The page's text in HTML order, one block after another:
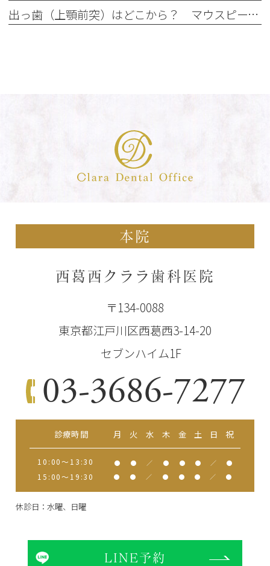
出っ歯（上顎前突）はどこから？ マウスピース矯正で治せる出っ歯とは？
本院
西葛西クララ歯科医院
〒134-0088
東京都江戸川区西葛西3-14-20
セブンハイム1F
03-3686-7277
診療時間 月 火 水 木 金 土 日 祝
10:00～13:30 ● ● ／ ● ● ● ／ ●
15:00～19:30 ● ● ／ ● ● ● ／ ●
休診日：水曜、日曜
LINE予約